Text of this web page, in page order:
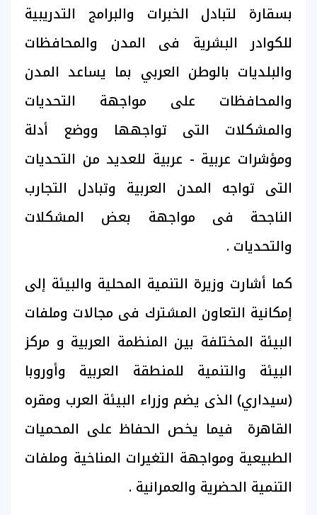
بسقارة لتبادل الخبرات والبرامج التدريبية
للكوادر البشرية فى المدن والمحافظات
والبلديات بالوطن العربي بما يساعد المدن
والمحافظات على مواجهة التحديات
والمشكلات التى تواجهها ووضع أدلة
ومؤشرات عربية - عربية للعديد من التحديات
التى تواجه المدن العربية وتبادل التجارب
الناجحة فى مواجهة بعض المشكلات
والتحديات .
كما أشارت وزيرة التنمية المحلية والبيئة إلى
إمكانية التعاون المشترك فى مجالات وملفات
البيئة المختلفة بين المنظمة العربية و مركز
البيئة والتنمية للمنطقة العربية وأوروبا
(سيداري) الذى يضم وزراء البيئة العرب ومقره
القاهرة فيما يخص الحفاظ على المحميات
الطبيعية ومواجهة التغيرات المناخية وملفات
التنمية الحضرية والعمرانية .